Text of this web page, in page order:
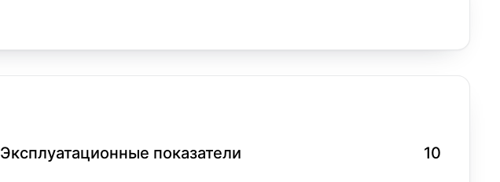
Эксплуатационные показатели 10